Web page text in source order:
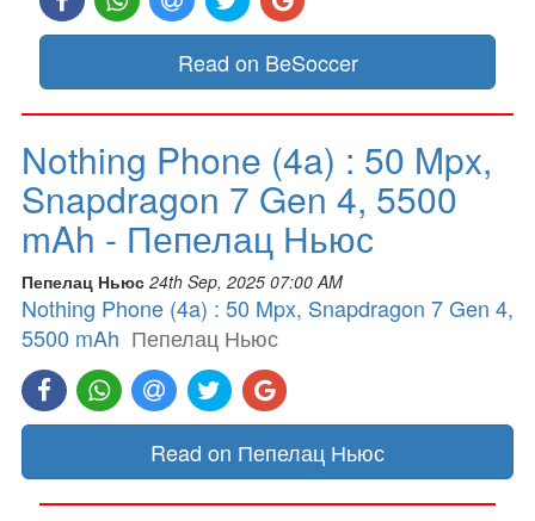
Read on BeSoccer
Nothing Phone (4a) : 50 Mpx,
Snapdragon 7 Gen 4, 5500
mAh - Пепелац Ньюс
Пепелац Ньюс 24th Sep, 2025 07:00 AM
Nothing Phone (4a) : 50 Mpx, Snapdragon 7 Gen 4,
5500 mAh Пепелац Ньюс
Read on Пепелац Ньюс